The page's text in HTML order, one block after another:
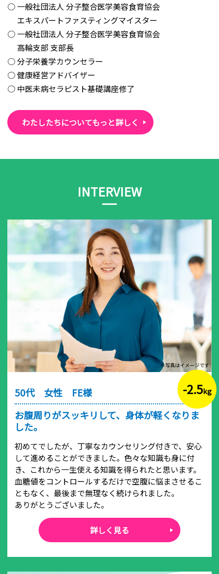
一般社団法人 分子整合医学美容食育協会
エキスパートファスティングマイスター
一般社団法人 分子整合医学美容食育協会
高輪支部 支部長
分子栄養学カウンセラー
健康経営アドバイザー
中医未病セラピスト基礎講座修了
わたしたちについてもっと詳しく
INTERVIEW
※写真はイメージです
-2.5kg
50代 女性 FE様
お腹周りがスッキリして、身体が軽くなりま
した。
初めてでしたが、丁寧なカウンセリング付きで、安心
して進めることができました。色々な知識も身に付
き、これから一生使える知識を得られたと思います。
血糖値をコントロールするだけで空腹に悩まさせるこ
ともなく、最後まで無理なく続けられました。
ありがとうございました。
詳しく見る